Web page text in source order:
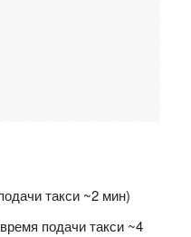
такси ~2 мин)
подачи такси ~4